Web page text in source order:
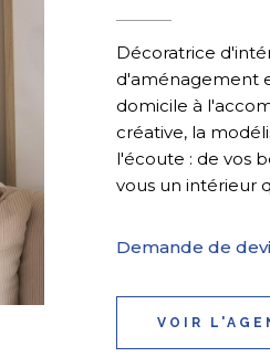
Décoratrice
d'aménagement
domicile à
créative, la
l'écoute : de vos
vous un intérieur
Demande de
VOIR